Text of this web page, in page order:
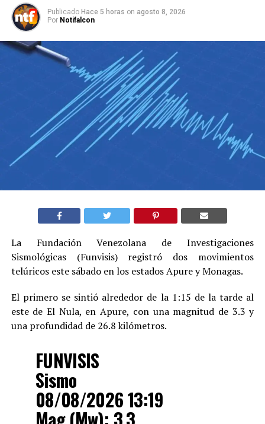
Publicado Hace 5 horas on agosto 8, 2026
Por Notifalcon
La Fundación Venezolana de Investigaciones
Sismológicas (Funvisis) registró dos movimientos
telúricos este sábado en los estados Apure y Monagas.
El primero se sintió alrededor de la 1:15 de la tarde al
este de El Nula, en Apure, con una magnitud de 3.3 y
una profundidad de 26.8 kilómetros.
FUNVISIS
Sismo
08/08/2026 13:19